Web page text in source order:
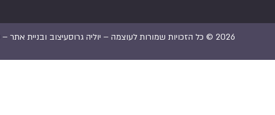
2026 © כל הזכויות שמורות לעוצמה – יוליה גרוס עיצוב ובניית אתר –